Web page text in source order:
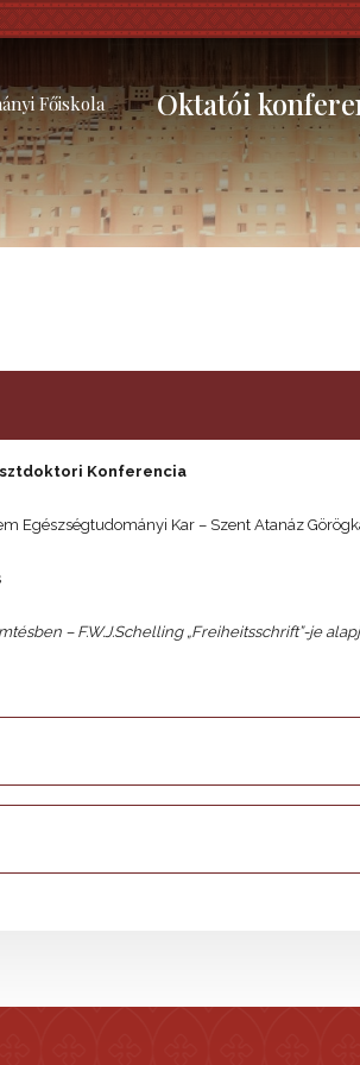
Főiskola
Oktatói
Konferencia
Egészségtudományi Kar – Szent Atanáz
– F.W.J.Schelling „Freiheitsschrift”-je